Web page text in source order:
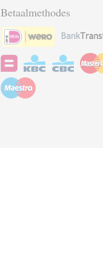
Betaalmethodes